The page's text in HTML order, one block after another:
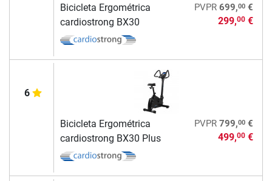
Bicicleta Ergométrica
cardiostrong BX30
PVPR 699,00€
299,00€
6
Bicicleta Ergométrica
cardiostrong BX30 Plus
PVPR 799,00€
499,00€